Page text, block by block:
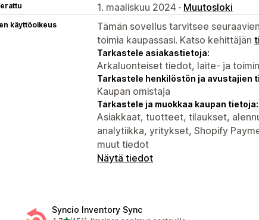
1. maaliskuu 2024 · Muutosloki
käyttöoikeus
Tämän sovellus tarvitsee
toimia kaupassasi. Katso kehittäjän
Tarkastele asiakastietoja:
Arkaluonteiset tiedot, laite- ja
Tarkastele henkilöstön ja avustajien
Kaupan omistaja
Tarkastele ja muokkaa kaupan tietoja:
Asiakkaat, tuotteet, tilaukset,
analytiikka, yritykset, Shopify
muut tiedot
Näytä tiedot
Syncio Inventory Sync